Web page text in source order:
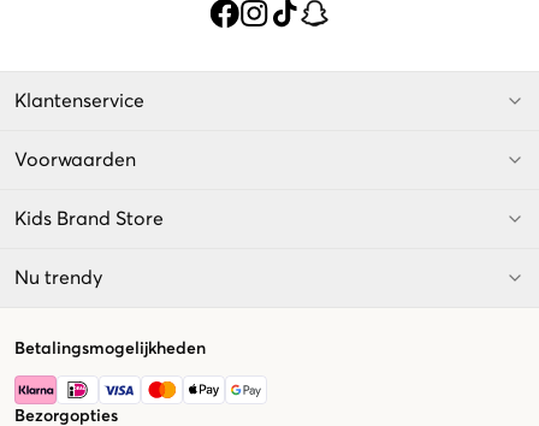
Klantenservice
Voorwaarden
Kids Brand Store
Nu trendy
Betalingsmogelijkheden
Bezorgopties